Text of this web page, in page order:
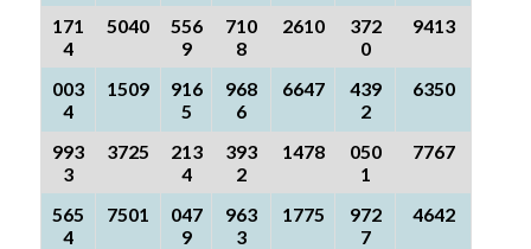
171
4
5040
556
9
710
8
2610
372
0
9413
003
4
1509
916
5
968
6
6647
439
2
6350
993
3
3725
213
4
393
2
1478
050
1
7767
565
4
7501
047
9
963
3
1775
972
7
4642